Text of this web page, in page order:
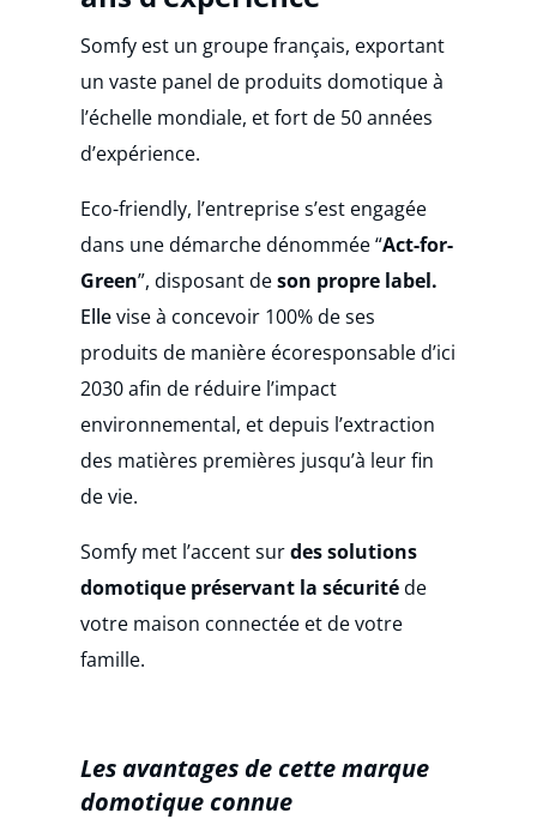
Somfy est un groupe français, exportant
un vaste panel de produits domotique à
l’échelle mondiale, et fort de 50 années
d’expérience.
Eco-friendly, l’entreprise s’est engagée
dans une démarche dénommée “Act-for-
Green”, disposant deson propre label.
Ellevise à concevoir 100% de ses
produits de manière écoresponsable d’ici
2030 afin de réduire l’impact
environnemental, et depuis l’extraction
des matières premières jusqu’à leur fin
de vie.
Somfy met l’accent surdes solutions
domotique préservant la sécuritéde
votre maison connectée et de votre
famille.
Les avantages de cette marque
domotique connue